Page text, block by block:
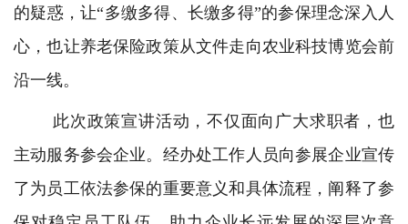
的疑惑，让“多缴多得、长缴多得”的参保理念深入人
心，也让养老保险政策从文件走向农业科技博览会前
沿一线。
此次政策宣讲活动，不仅面向广大求职者，也
主动服务参会企业。经办处工作人员向参展企业宣传
了为员工依法参保的重要意义和具体流程，阐释了参